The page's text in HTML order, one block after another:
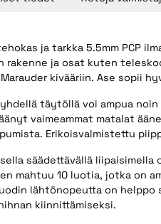
ja tarkka 5.5mm PCP
rakenne ja osat kuten
kivääriin. Ase sopii
täytöllä voi ampua
vaimeammat matalat
Erikoisvalmistettu
säädettävällä
mahtuu 10 luotia, jotka on
lähtönopeutta on
kiinnittämiseksi.